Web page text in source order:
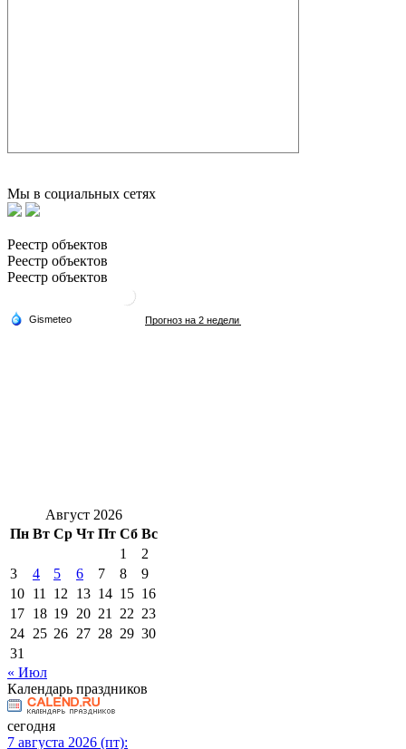
Мы в социальных сетях
Реестр объектов
Реестр объектов
Реестр объектов
Август 2026
Пн Вт Ср Чт Пт Сб Вс
1
2
3
4 5 6 7 8
9
10 11 12 13 14 15 16
17 18 19 20 21 22 23
24 25 26 27 28 29 30
31
« Июл
Календарь праздников
сегодня
7 августа 2026 (пт):